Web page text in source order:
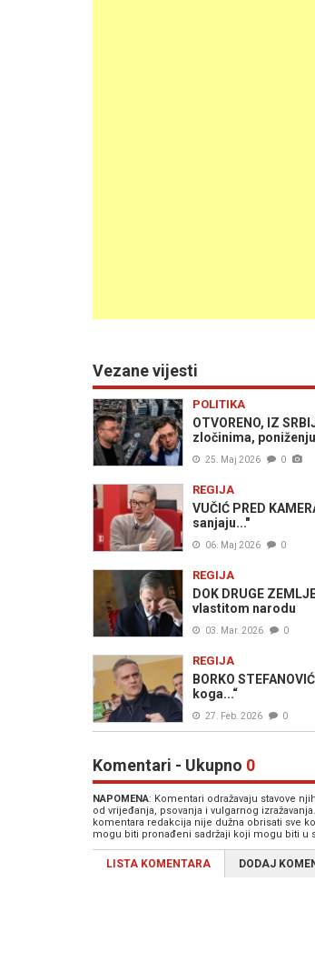
Vezane vijesti
POLITIKA
OTVORENO, IZ
zločinima,
25. Maj 2026 0
REGIJA
VUČIĆ PRED
sanjaju..."
06. Maj 2026 0
REGIJA
DOK DRUGE
vlastitom narodu
03. Mar. 2026 0
REGIJA
BORKO
koga...“
27. Feb. 2026 0
Komentari - Ukupno 0
NAPOMENA: Komentari odražavaju stavove
od vrijeđanja, psovanja i vulgarnog
komentara redakcija nije dužna obrisati sve
mogu biti pronađeni sadržaji koji mogu biti
LISTA KOMENTARA DODAJ